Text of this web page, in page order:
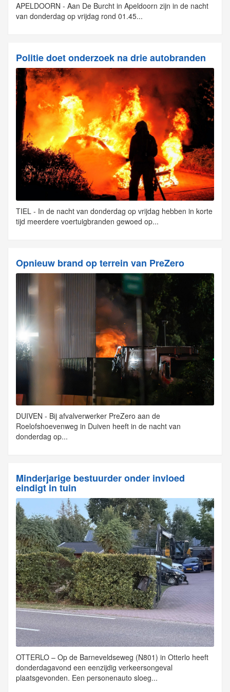
APELDOORN - Aan De Burcht in Apeldoorn zijn in de nacht
van donderdag op vrijdag rond 01.45...
Politie doet onderzoek na drie autobranden
TIEL - In de nacht van donderdag op vrijdag hebben in korte
tijd meerdere voertuigbranden gewoed op...
Opnieuw brand op terrein van PreZero
DUIVEN - Bij afvalverwerker PreZero aan de
Roelofshoevenweg in Duiven heeft in de nacht van
donderdag op...
Minderjarige bestuurder onder invloed
eindigt in tuin
OTTERLO – Op de Barneveldseweg (N801) in Otterlo heeft
donderdagavond een eenzijdig verkeersongeval
plaatsgevonden. Een personenauto sloeg...